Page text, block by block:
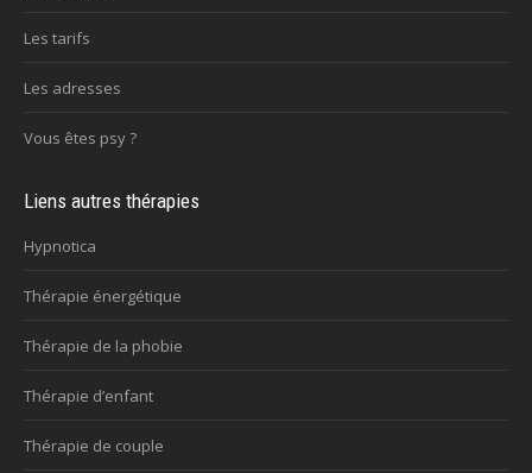
Les tarifs
Les adresses
Vous êtes psy ?
Liens autres thérapies
Hypnotica
Thérapie énergétique
Thérapie de la phobie
Thérapie d’enfant
Thérapie de couple